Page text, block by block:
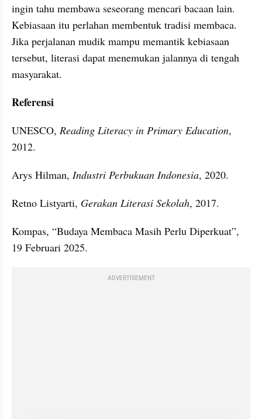
ingin tahu membawa seseorang mencari bacaan lain.
Kebiasaan itu perlahan membentuk tradisi membaca.
Jika perjalanan mudik mampu memantik kebiasaan
tersebut, literasi dapat menemukan jalannya di tengah
masyarakat.
Referensi
UNESCO, Reading Literacy in Primary Education,
2012.
Arys Hilman, Industri Perbukuan Indonesia, 2020.
Retno Listyarti, Gerakan Literasi Sekolah, 2017.
Kompas, “Budaya Membaca Masih Perlu Diperkuat”,
19 Februari 2025.
ADVERTISEMENT